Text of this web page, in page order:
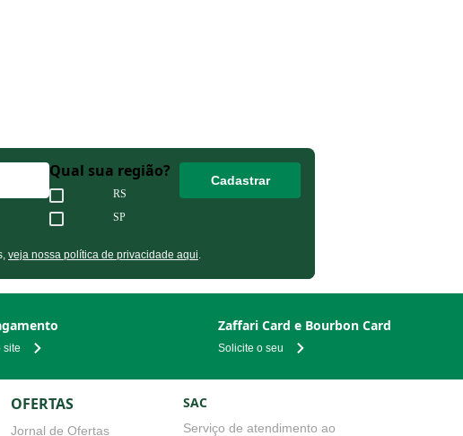
Qual sua região?
RS
Cadastrar
Zaffari Card e Bourbon Card
OFERTAS
SAC